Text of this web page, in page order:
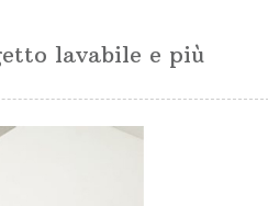
lavabile e più